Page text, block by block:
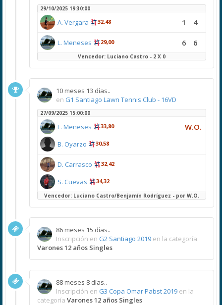
29/10/2025 19:30:00
A. Vergara 32,48 1 4
L. Meneses 29,00 6 6
Vencedor: Luciano Castro - 2 X 0
10 meses 13 días..
en G1 Santiago Lawn Tennis Club - 16VD
27/09/2025 15:00:00
L. Meneses 33,80
B. Oyarzo 30,58
W.O.
D. Carrasco 32,42
S. Cuevas 34,32
Vencedor: Luciano Castro/Benjamín Rodríguez - por W.O.
86 meses 15 días..
Inscripción en G2 Santiago 2019 en la categoría
Varones 12 años Singles
88 meses 8 días..
Inscripción en G3 Copa Omar Pabst 2019 en la
categoría Varones 12 años Singles